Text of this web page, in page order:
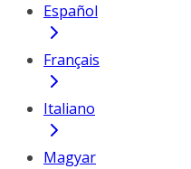
Español
Français
Italiano
Magyar